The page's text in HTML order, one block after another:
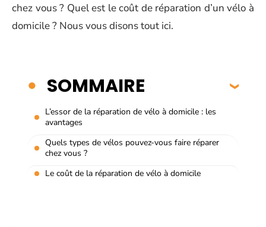
chez vous ? Quel est le coût de réparation d’un vélo à
domicile ? Nous vous disons tout ici.
SOMMAIRE
L’essor de la réparation de vélo à domicile : les
avantages
Quels types de vélos pouvez-vous faire réparer
chez vous ?
Le coût de la réparation de vélo à domicile